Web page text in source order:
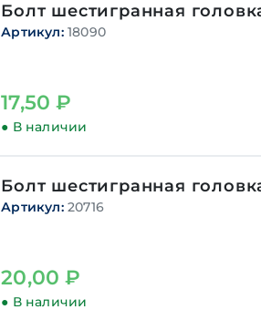
Болт шестигранная
Артикул:18090
17,50₽
● В наличии
Болт шестигранная
Артикул:20716
20,00₽
● В наличии